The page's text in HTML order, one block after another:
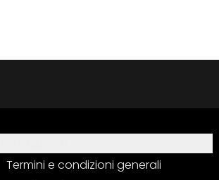
Termini e condizioni generali